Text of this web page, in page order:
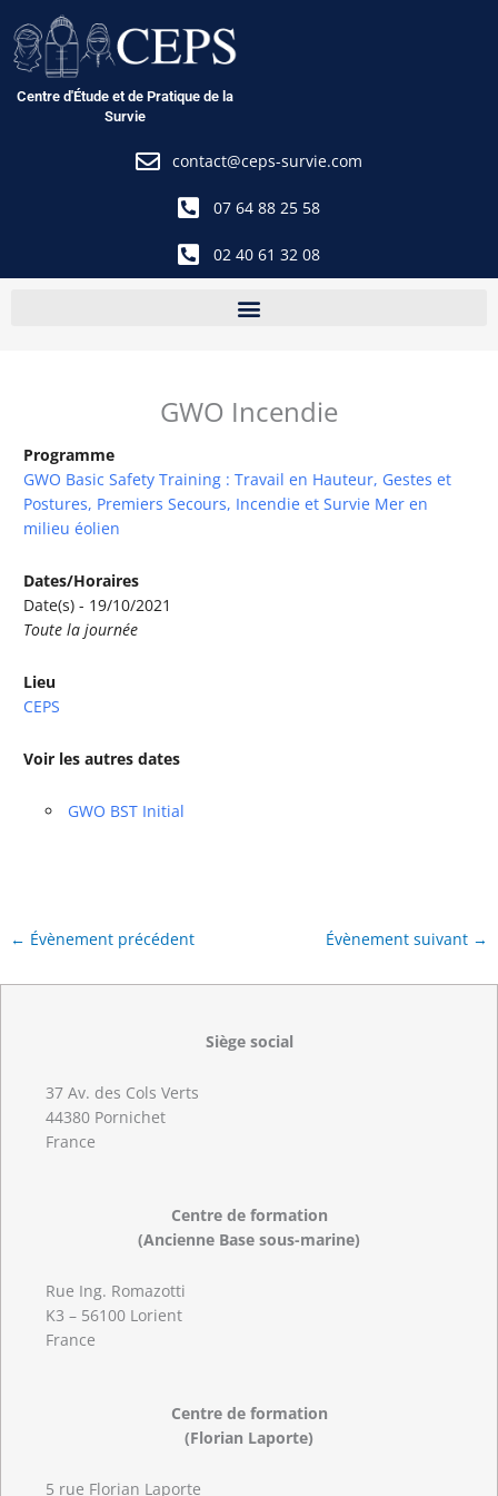
au
contenu
Centre d'Étude et de Pratique de la
Survie
contact@ceps-survie.com
07 64 88 25 58
02 40 61 32 08
GWO Incendie
Programme
GWO Basic Safety Training : Travail en Hauteur, Gestes et
Postures, Premiers Secours, Incendie et Survie Mer en
milieu éolien
Dates/Horaires
Date(s) - 19/10/2021
Toute la journée
Lieu
CEPS
Voir les autres dates
GWO BST Initial
← Évènement précédent Évènement suivant →
Siège social
37 Av. des Cols Verts
44380 Pornichet
France
Centre de formation
(Ancienne Base sous-marine)
Rue Ing. Romazotti
K3 – 56100 Lorient
France
Centre de formation
(Florian Laporte)
5 rue Florian Laporte